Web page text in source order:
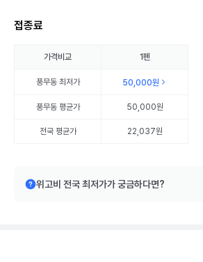
접종료
가격비교 1펜
풍무동최저가 50,000원
풍무동평균가 50,000원
전국 평균가 22,037원
위고비 전국 최저가가 궁금하다면?